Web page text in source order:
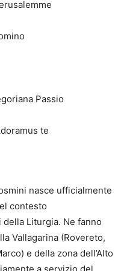
Passio
te
nasce ufficialmente
contesto
della Liturgia. Ne fanno
Vallagarina (Rovereto,
e della zona dell’Alto